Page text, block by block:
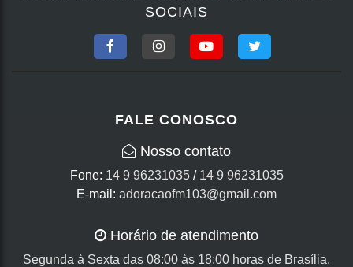
SOCIAIS
FALE CONOSCO
Nosso contato
Fone: 14 9 96231035/ 14 9 96231035
E-mail: adoracaofm103@gmail.com
Horário de atendimento
Segunda à Sexta das 08:00 às 18:00 horas de Brasília.